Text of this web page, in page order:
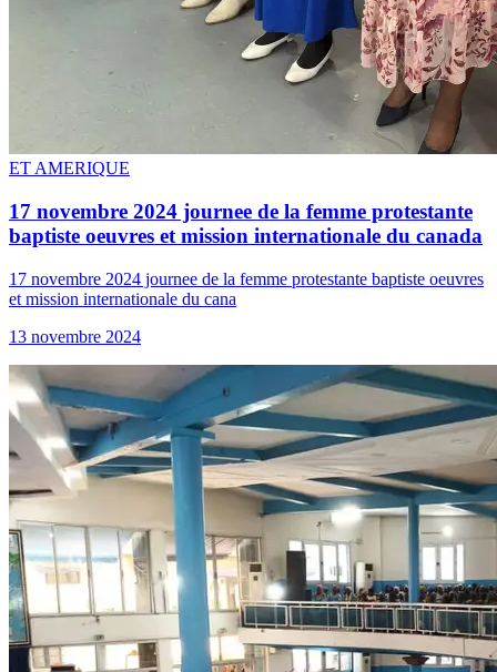
ET AMERIQUE
17 novembre 2024 journee de la femme protestante
baptiste oeuvres et mission internationale du canada
17 novembre 2024 journee de la femme protestante baptiste oeuvres
et mission internationale du cana
13 novembre 2024